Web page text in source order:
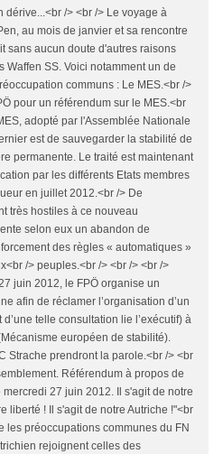
dérive...<br /> <br /> Le voyage à
au mois de janvier et sa rencontre
sans aucun doute d'autres raisons
Waffen SS. Voici notamment un de
communs : Le MES.<br />
pour un référendum sur le MES.<br
adopté par l'Assemblée Nationale
est de sauvegarder la stabilité de
permanente. Le traité est maintenant
par les différents Etats membres
en juillet 2012.<br /> De
très hostiles à ce nouveau
selon eux un abandon de
des règles « automatiques »
/> peuples.<br /> <br /> <br />
juin 2012, le FPÖ organise un
afin de réclamer l’organisation d’un
telle consultation lie l’exécutif) à
européen de stabilité).
Strache prendront la parole.<br /> <br
Référendum à propos de
mercredi 27 juin 2012. Il s'agit de notre
liberté ! Il s'agit de notre Autriche !"<br
les préoccupations communes du FN
rejoignent celles des